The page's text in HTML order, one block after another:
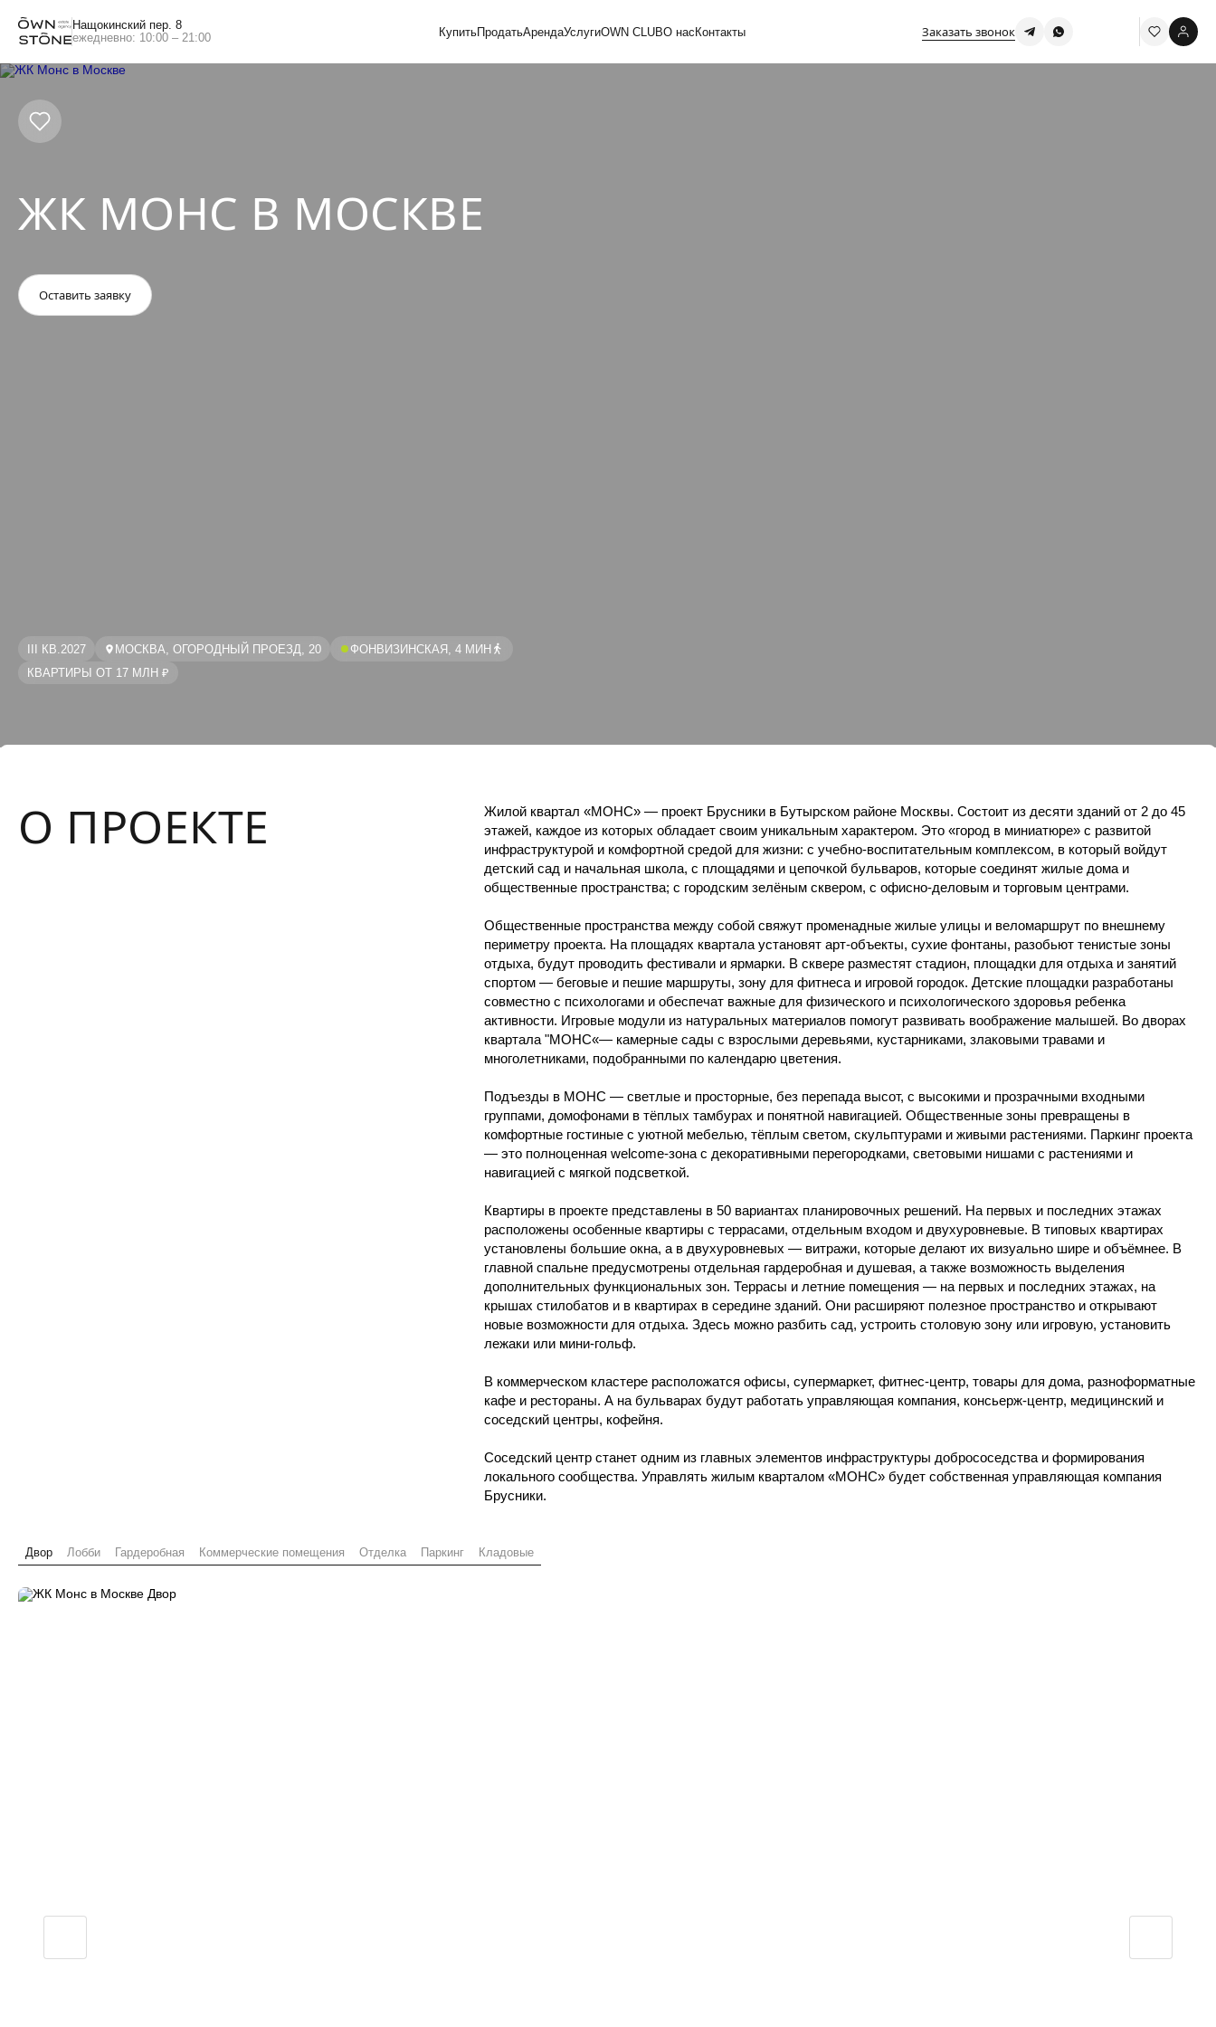
Нащокинский пер. 8
ежедневно: 10:00 – 21:00
КупитьПродатьАрендаУслугиOWN CLUBО насКонтакты Заказать звонок
ЖК МОНС В МОСКВЕ
Оставить заявку
III КВ.2027 МОСКВА, ОГОРОДНЫЙ ПРОЕЗД, 20
ФОНВИЗИНСКАЯ, 4 МИН
КВАРТИРЫ ОТ 17 МЛН ₽
О ПРОЕКТЕ
Жилой квартал «МОНС» — проект Брусники в Бутырском районе Москвы. Состоит из десяти зданий от 2 до 45
этажей, каждое из которых обладает своим уникальным характером. Это «город в миниатюре» с развитой
инфраструктурой и комфортной средой для жизни: с учебно-воспитательным комплексом, в который войдут
детский сад и начальная школа, с площадями и цепочкой бульваров, которые соединят жилые дома и
общественные пространства; с городским зелёным сквером, с офисно-деловым и торговым центрами.
Общественные пространства между собой свяжут променадные жилые улицы и веломаршрут по внешнему
периметру проекта. На площадях квартала установят арт-объекты, сухие фонтаны, разобьют тенистые зоны
отдыха, будут проводить фестивали и ярмарки. В сквере разместят стадион, площадки для отдыха и занятий
спортом — беговые и пешие маршруты, зону для фитнеса и игровой городок. Детские площадки разработаны
совместно с психологами и обеспечат важные для физического и психологического здоровья ребенка
активности. Игровые модули из натуральных материалов помогут развивать воображение малышей. Во дворах
квартала "МОНС«— камерные сады с взрослыми деревьями, кустарниками, злаковыми травами и
многолетниками, подобранными по календарю цветения.
Подъезды в МОНС — светлые и просторные, без перепада высот, с высокими и прозрачными входными
группами, домофонами в тёплых тамбурах и понятной навигацией. Общественные зоны превращены в
комфортные гостиные с уютной мебелью, тёплым светом, скульптурами и живыми растениями. Паркинг проекта
— это полноценная welcome-зона с декоративными перегородками, световыми нишами с растениями и
навигацией с мягкой подсветкой.
Квартиры в проекте представлены в 50 вариантах планировочных решений. На первых и последних этажах
расположены особенные квартиры с террасами, отдельным входом и двухуровневые. В типовых квартирах
установлены большие окна, а в двухуровневых — витражи, которые делают их визуально шире и объёмнее. В
главной спальне предусмотрены отдельная гардеробная и душевая, а также возможность выделения
дополнительных функциональных зон. Террасы и летние помещения — на первых и последних этажах, на
крышах стилобатов и в квартирах в середине зданий. Они расширяют полезное пространство и открывают
новые возможности для отдыха. Здесь можно разбить сад, устроить столовую зону или игровую, установить
лежаки или мини-гольф.
В коммерческом кластере расположатся офисы, супермаркет, фитнес-центр, товары для дома, разноформатные
кафе и рестораны. А на бульварах будут работать управляющая компания, консьерж-центр, медицинский и
соседский центры, кофейня.
Соседский центр станет одним из главных элементов инфраструктуры добрососедства и формирования
локального сообщества. Управлять жилым кварталом «МОНС» будет собственная управляющая компания
Брусники.
Двор Лобби Гардеробная Коммерческие помещения Отделка Паркинг Кладовые